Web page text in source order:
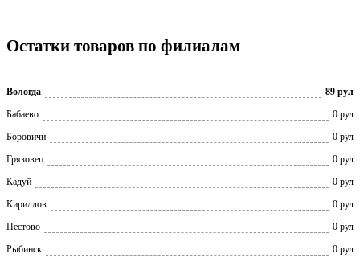
Остатки товаров по филиалам
Вологда
89 рул
Бабаево
0 рул
Боровичи
0 рул
Грязовец
0 рул
Кадуй
0 рул
Кириллов
0 рул
Пестово
0 рул
Рыбинск
0 рул